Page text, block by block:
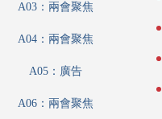
A03：兩會聚焦
A04：兩會聚焦
A05：廣告
A06：兩會聚焦